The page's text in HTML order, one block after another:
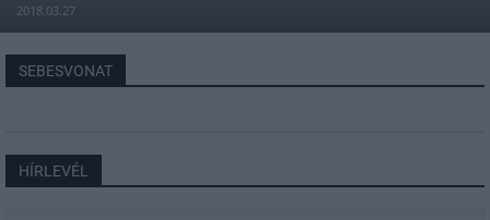
2018.03.27
SEBESVONAT
HÍRLEVÉL